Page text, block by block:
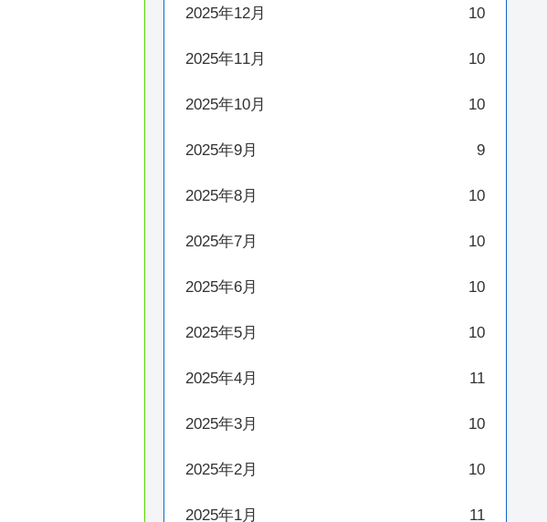
2025年12月 10
2025年11月 10
2025年10月 10
2025年9月 9
2025年8月 10
2025年7月 10
2025年6月 10
2025年5月 10
2025年4月 11
2025年3月 10
2025年2月 10
2025年1月 11